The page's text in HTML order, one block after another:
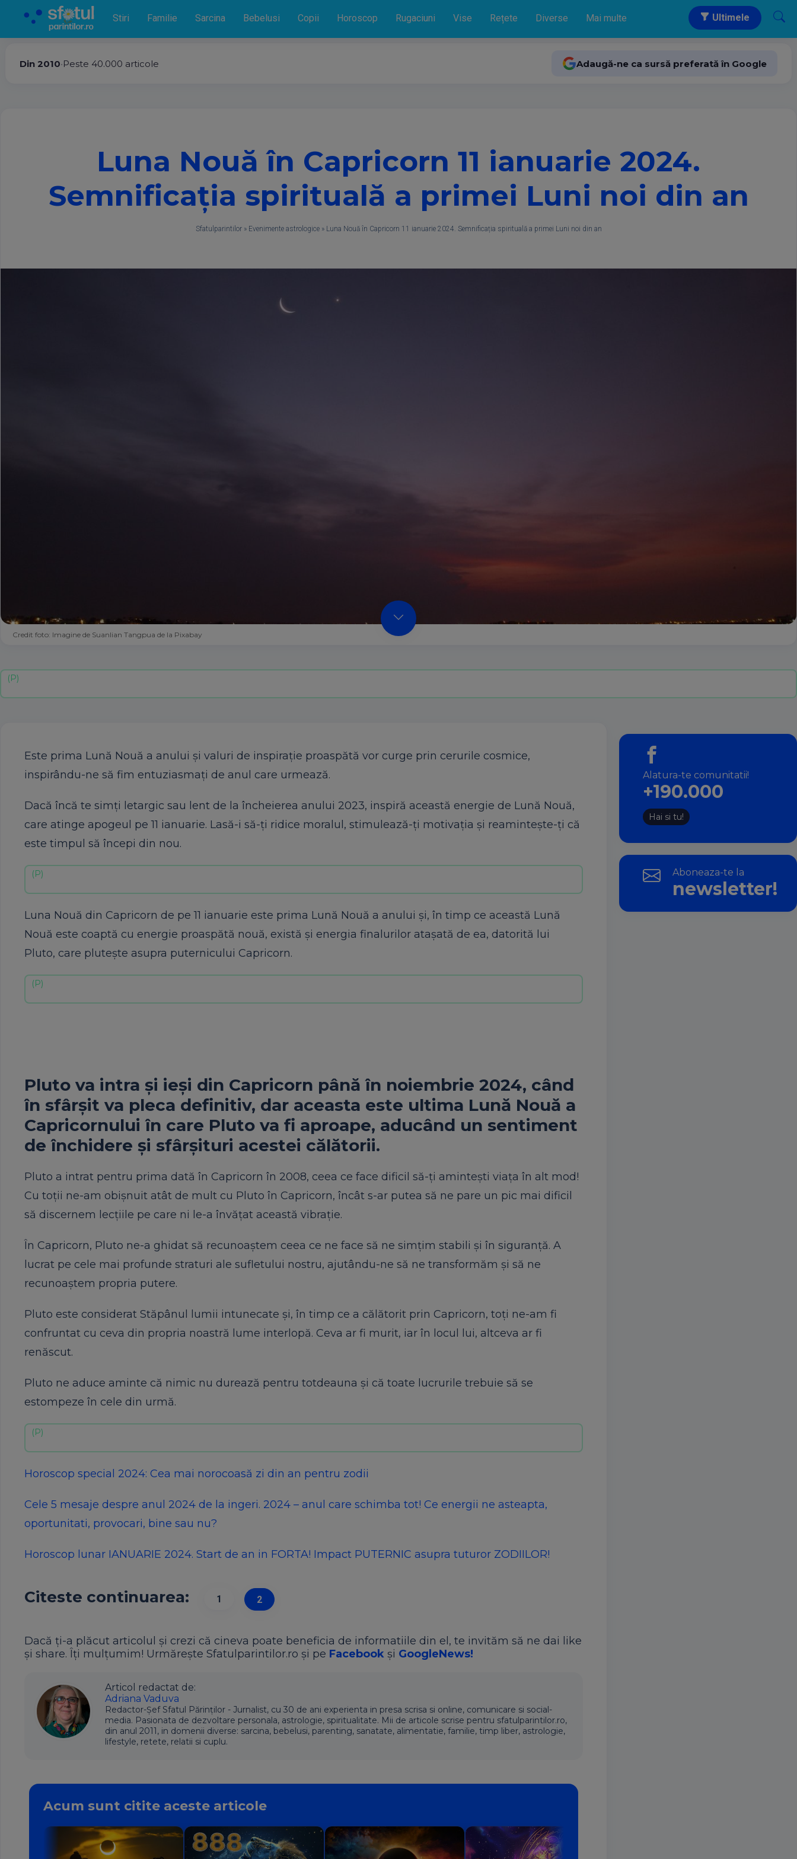
Stiri Familie Sarcina Bebelusi Copii Horoscop Rugaciuni Vise Rețete Diverse Mai multe Ultimele
Din 2010•Peste 40.000 articole Adaugă-ne ca sursă preferată în Google
Luna Nouă în Capricorn 11 ianuarie 2024.
Semnificația spirituală a primei Luni noi din an
Sfatulparintilor» Evenimente astrologice» Luna Nouă în Capricorn 11 ianuarie 2024. Semnificația spirituală a primei Luni noi din an
Credit foto: Imagine de Suanlian Tangpua de la Pixabay
Este prima Lună Nouă a anului și valuri de inspirație proaspătă vor curge prin cerurile cosmice,
inspirându-ne să fim entuziasmați de anul care urmează.
Dacă încă te simți letargic sau lent de la încheierea anului 2023, inspiră această energie de Lună Nouă,
care atinge apogeul pe 11 ianuarie. Lasă-i să-ți ridice moralul, stimulează-ți motivația și reamintește-ți că
este timpul să începi din nou.
Luna Nouă din Capricorn de pe 11 ianuarie este prima Lună Nouă a anului și, în timp ce această Lună
Nouă este coaptă cu energie proaspătă nouă, există și energia finalurilor atașată de ea, datorită lui
Pluto, care plutește asupra puternicului Capricorn.
Pluto va intra și ieși din Capricorn până în noiembrie 2024, când
în sfârșit va pleca definitiv, dar aceasta este ultima Lună Nouă a
Capricornului în care Pluto va fi aproape, aducând un sentiment
de închidere și sfârșituri acestei călătorii.
Pluto a intrat pentru prima dată în Capricorn în 2008, ceea ce face dificil să-ți amintești viața în alt mod!
Cu toții ne-am obișnuit atât de mult cu Pluto în Capricorn, încât s-ar putea să ne pare un pic mai dificil
să discernem lecțiile pe care ni le-a învățat această vibrație.
În Capricorn, Pluto ne-a ghidat să recunoaștem ceea ce ne face să ne simțim stabili și în siguranță. A
lucrat pe cele mai profunde straturi ale sufletului nostru, ajutându-ne să ne transformăm și să ne
recunoaștem propria putere.
Pluto este considerat Stăpânul lumii intunecate și, în timp ce a călătorit prin Capricorn, toți ne-am fi
confruntat cu ceva din propria noastră lume interlopă. Ceva ar fi murit, iar în locul lui, altceva ar fi
renăscut.
Pluto ne aduce aminte că nimic nu durează pentru totdeauna și că toate lucrurile trebuie să se
estompeze în cele din urmă.
Horoscop special 2024: Cea mai norocoasă zi din an pentru zodii
Cele 5 mesaje despre anul 2024 de la ingeri. 2024 – anul care schimba tot! Ce energii ne asteapta,
oportunitati, provocari, bine sau nu?
Horoscop lunar IANUARIE 2024. Start de an in FORTA! Impact PUTERNIC asupra tuturor ZODIILOR!
Citeste continuarea: 1 2
Dacă ți-a plăcut articolul și crezi că cineva poate beneficia de informatiile din el, te invităm să ne dai like
și share. Îți mulțumim! Urmărește Sfatulparintilor.ro și pe Facebook și GoogleNews!
Articol redactat de:
Adriana Vaduva
Redactor-Șef Sfatul Părinților - Jurnalist, cu 30 de ani experienta in presa scrisa si online, comunicare si social-
media. Pasionata de dezvoltare personala, astrologie, spiritualitate. Mii de articole scrise pentru sfatulparintilor.ro,
din anul 2011, in domenii diverse: sarcina, bebelusi, parenting, sanatate, alimentatie, familie, timp liber, astrologie,
lifestyle, retete, relatii si cuplu.
Acum sunt citite aceste articole
Alatura-te comunitatii!
+190.000
Hai si tu!
Aboneaza-te la
newsletter!